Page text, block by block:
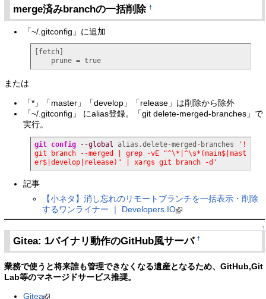
merge済みbranchの一括削除†
「~/.gitconfig」に追加
[fetch]
    prune = true
または
「*」「master」「develop」「release」は削除から除外
「~/.gitconfig」 にalias登録。「git delete-merged-branches」で
実行。
git config --global alias.delete-merged-branches
'!
git branch --merged | grep -vE "^\*|^\s*(main$|mast
er$|develop|release)" | xargs git branch -d'
記事
【小ネタ】消し忘れのリモートブランチを一括表示・削除
するワンライナー ｜ Developers.IO
↑
Gitea: 1バイナリ動作のGitHub風サーバ†
業務で使うと将来誰も管理できなくなる遺産となるため、GitHub,Git
Lab等のマネージドサービス推奨。
Gitea